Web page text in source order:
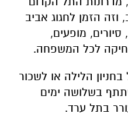
הזמן לחגוג אביב
מופעים,
לכל המשפחה.
הלילה או לשכור
בשלושה ימים
בתל ערד.